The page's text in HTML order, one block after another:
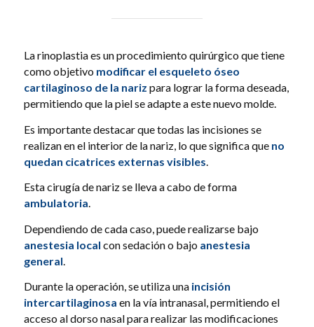
La rinoplastia es un procedimiento quirúrgico que tiene
como objetivo modificar el esqueleto óseo
cartilaginoso de la nariz para lograr la forma deseada,
permitiendo que la piel se adapte a este nuevo molde.
Es importante destacar que todas las incisiones se
realizan en el interior de la nariz, lo que significa que no
quedan cicatrices externas visibles
Esta cirugía de nariz se lleva a cabo de forma
ambulatoria.
Dependiendo de cada caso, puede realizarse bajo
anestesia local con sedación o bajo anestesia
general.
Durante la operación, se utiliza unaincisión
intercartilaginosa en la vía intranasal, permitiendo el
acceso al dorso nasal para realizar las modificaciones